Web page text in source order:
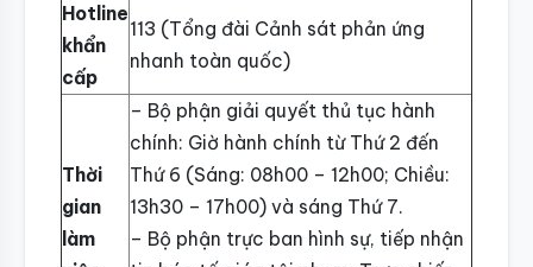
Hotline
khẩn
cấp
113 (Tổng đài Cảnh sát phản ứng
nhanh toàn quốc)
Thời
gian
làm
– Bộ phận giải quyết thủ tục hành
chính: Giờ hành chính từ Thứ 2 đến
Thứ 6 (Sáng: 08h00 – 12h00; Chiều:
13h30 – 17h00) và sáng Thứ 7.
– Bộ phận trực ban hình sự, tiếp nhận